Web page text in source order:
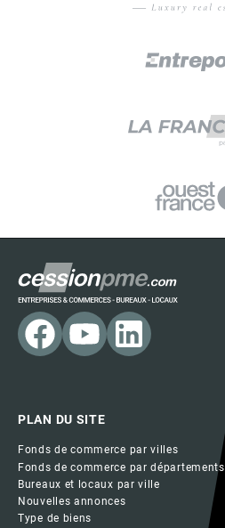
PLAN DU SITE
Fonds de commerce par villes
Fonds de commerce par départements
Bureaux et locaux par ville
Nouvelles annonces
Type de biens